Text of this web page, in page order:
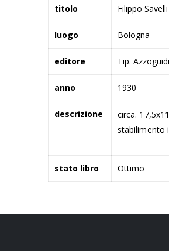
titolo Filippo
luogo Bologna
editore Tip. Azzoguidi
anno 1930
descrizione
circa.
stabilimento
stato libro Ottimo